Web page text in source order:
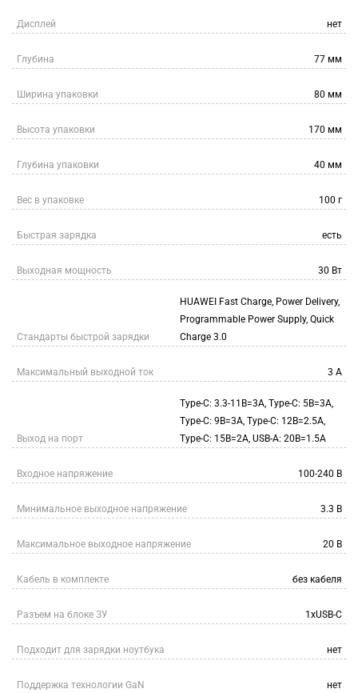
Дисплей нет
Глубина 77 мм
Ширина упаковки 80 мм
Высота упаковки 170 мм
Глубина упаковки 40 мм
Вес в упаковке 100 г
Быстрая зарядка есть
Выходная мощность 30 Вт
Стандарты быстрой зарядки
HUAWEI Fast Charge, Power Delivery,
Programmable Power Supply, Quick
Charge 3.0
Максимальный выходной ток 3 А
Выход на порт
Type-C: 3.3-11В=3А, Type-C: 5В=3А,
Type-C: 9В=3А, Type-C: 12В=2.5А,
Type-C: 15В=2А, USB-A: 20В=1.5А
Входное напряжение 100-240 В
Минимальное выходное напряжение 3.3 В
Максимальное выходное напряжение 20 В
Кабель в комплекте без кабеля
Разъем на блоке ЗУ 1xUSB-C
Подходит для зарядки ноутбука нет
Поддержка технологии GaN нет